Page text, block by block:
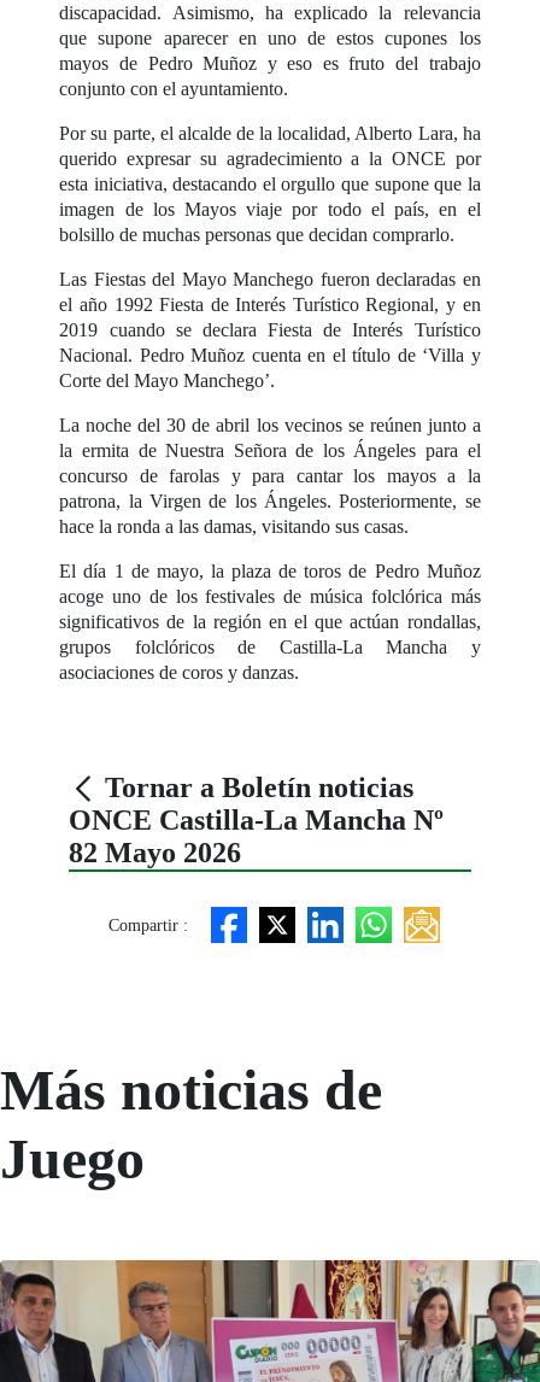
discapacidad. Asimismo, ha explicado la relevancia
que supone aparecer en uno de estos cupones los
mayos de Pedro Muñoz y eso es fruto del trabajo
conjunto con el ayuntamiento.
Por su parte, el alcalde de la localidad, Alberto Lara, ha
querido expresar su agradecimiento a la ONCE por
esta iniciativa, destacando el orgullo que supone que la
imagen de los Mayos viaje por todo el país, en el
bolsillo de muchas personas que decidan comprarlo.
Las Fiestas del Mayo Manchego fueron declaradas en
el año 1992 Fiesta de Interés Turístico Regional, y en
2019 cuando se declara Fiesta de Interés Turístico
Nacional. Pedro Muñoz cuenta en el título de ‘Villa y
Corte del Mayo Manchego’.
La noche del 30 de abril los vecinos se reúnen junto a
la ermita de Nuestra Señora de los Ángeles para el
concurso de farolas y para cantar los mayos a la
patrona, la Virgen de los Ángeles. Posteriormente, se
hace la ronda a las damas, visitando sus casas.
El día 1 de mayo, la plaza de toros de Pedro Muñoz
acoge uno de los festivales de música folclórica más
significativos de la región en el que actúan rondallas,
grupos folclóricos de Castilla-La Mancha y
asociaciones de coros y danzas.
Tornar a Boletín noticias
ONCE Castilla-La Mancha Nº
82 Mayo 2026
Compartir :
Más noticias de
Juego